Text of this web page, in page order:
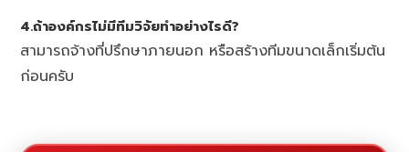
4.ถ้าองค์กรไม่มีทีมวิจัยทำอย่างไรดี?
สามารถจ้างที่ปรึกษาภายนอก หรือสร้างทีมขนาดเล็กเริ่มต้น
ก่อนครับ